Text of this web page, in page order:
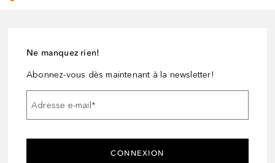
Ne manquez rien!
Abonnez-vous dès maintenant à la newsletter!
Adresse e-mail *
CONNEXION